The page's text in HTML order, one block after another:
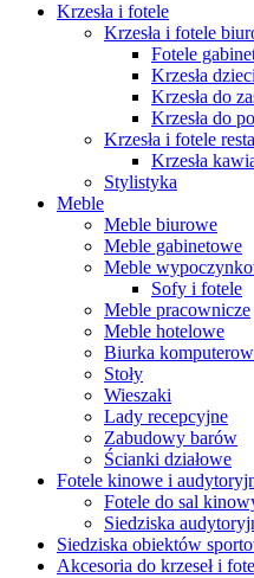
Krzesła i fotele
Krzesła i fotele
Fotele
Krzesła
Krzesła do
Krzesła do
Krzesła i fotele
Krzesła
Stylistyka
Meble
Meble biurowe
Meble gabinetowe
Meble
Sofy i fotele
Meble pracownicze
Meble hotelowe
Biurka
Stoły
Wieszaki
Lady recepcyjne
Zabudowy barów
Ścianki działowe
Fotele kinowe i
Fotele do sal
Siedziska
Siedziska obiektów
Akcesoria do krzeseł i